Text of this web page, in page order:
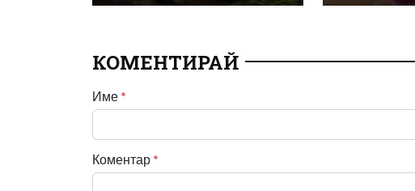
КОМЕНТИРАЙ
Име *
Коментар *